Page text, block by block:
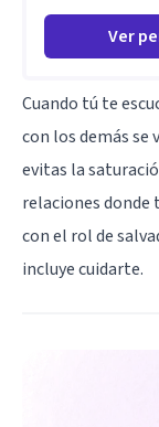
Ver
Cuando tú te
con los demás
evitas la
relaciones donde
con el rol de
incluye cuidarte.